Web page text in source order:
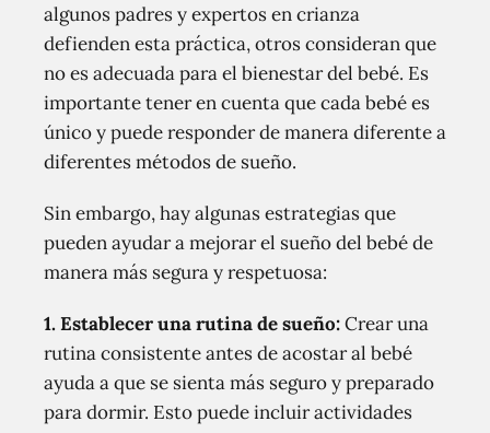
algunos padres y expertos en crianza
defienden esta práctica, otros consideran que
no es adecuada para el bienestar del bebé. Es
importante tener en cuenta que cada bebé es
único y puede responder de manera diferente a
diferentes métodos de sueño.
Sin embargo, hay algunas estrategias que
pueden ayudar a mejorar el sueño del bebé de
manera más segura y respetuosa:
1. Establecer una rutina de sueño:Crear una
rutina consistente antes de acostar al bebé
ayuda a que se sienta más seguro y preparado
para dormir. Esto puede incluir actividades